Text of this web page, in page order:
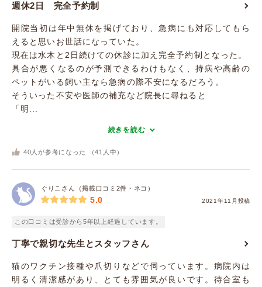
週休2日 完全予約制
開院当初は年中無休を掲げており、急病にも対応してもら
えると思いお世話になっていた。
現在は水木と2日続けての休診に加え完全予約制となった。
具合が悪くなるのが予測できるわけもなく、持病や高齢の
ペットがいる飼い主なら急病の際不安になるだろう。
そういった不安や医師の補充など院長に尋ねると
「明...
続きを読む
40 人が参考になった （41 人中）
ぐりこさん（掲載口コミ2件・ネコ）
2021年11月投稿
5.0
この口コミは受診から5年以上経過しています。
丁寧で親切な先生とスタッフさん
猫のワクチン接種や爪切りなどで伺っています。病院内は
明るく清潔感があり、とても雰囲気が良いです。待合室も